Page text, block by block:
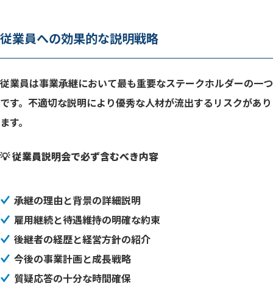
従業員への効果的な説明戦略
従業員は事業承継において最も重要なステークホルダーの一つ
です。不適切な説明により優秀な人材が流出するリスクがあり
ます。
💡 従業員説明会で必ず含むべき内容
承継の理由と背景の詳細説明
雇用継続と待遇維持の明確な約束
後継者の経歴と経営方針の紹介
今後の事業計画と成長戦略
質疑応答の十分な時間確保